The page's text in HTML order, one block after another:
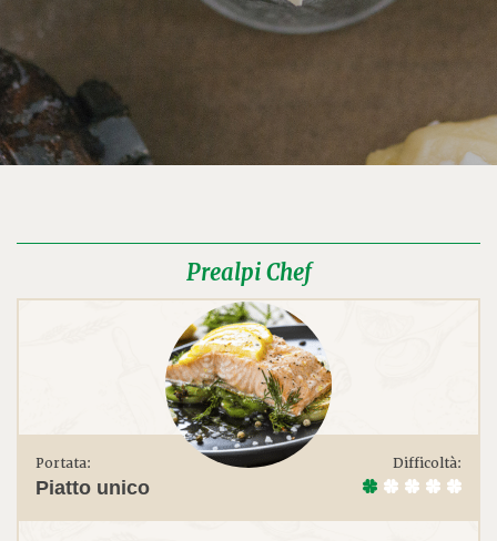
Prealpi Chef
Portata:
Piatto unico
Difficoltà: